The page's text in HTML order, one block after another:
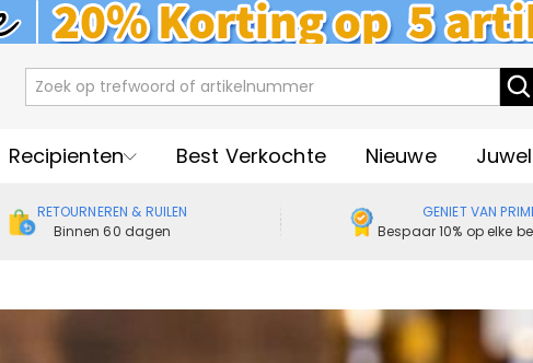
Recipienten Best Verkochte Nieuwe
RETOURNEREN & RUILEN
Binnen 60 dagen
GENIET VAN
Bespaar 10% op elke